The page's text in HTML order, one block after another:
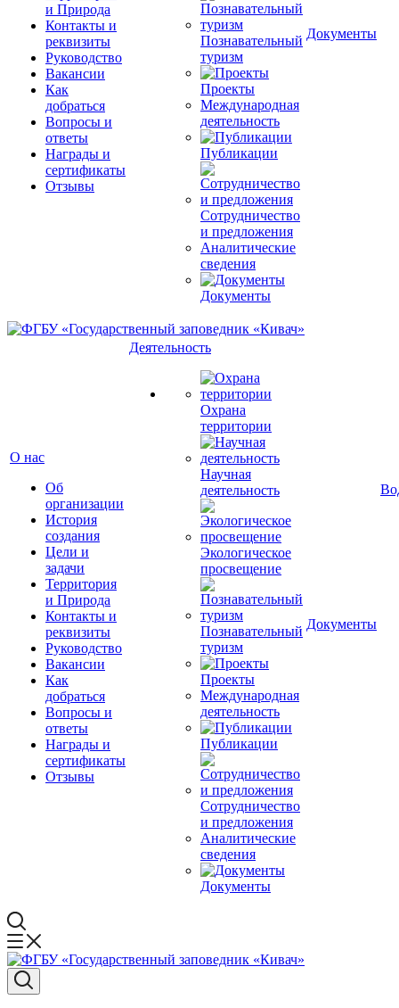
и Природа
Контакты и
реквизиты
Руководство
Вакансии
Как
добраться
Вопросы и
ответы
Награды и
сертификаты
Отзывы
Познавательный
туризм
Проекты
Международная
деятельность
Публикации
Сотрудничество
и предложения
Аналитические
сведения
Документы
Документы
О нас
Об
организации
История
создания
Цели и
задачи
Территория
и Природа
Контакты и
реквизиты
Руководство
Вакансии
Как
добраться
Вопросы и
ответы
Награды и
сертификаты
Отзывы
Деятельность
Охрана
территории
Научная
деятельность
Экологическое
просвещение
Познавательный
туризм
Проекты
Международная
деятельность
Публикации
Сотрудничество
и предложения
Аналитические
сведения
Документы
Документы